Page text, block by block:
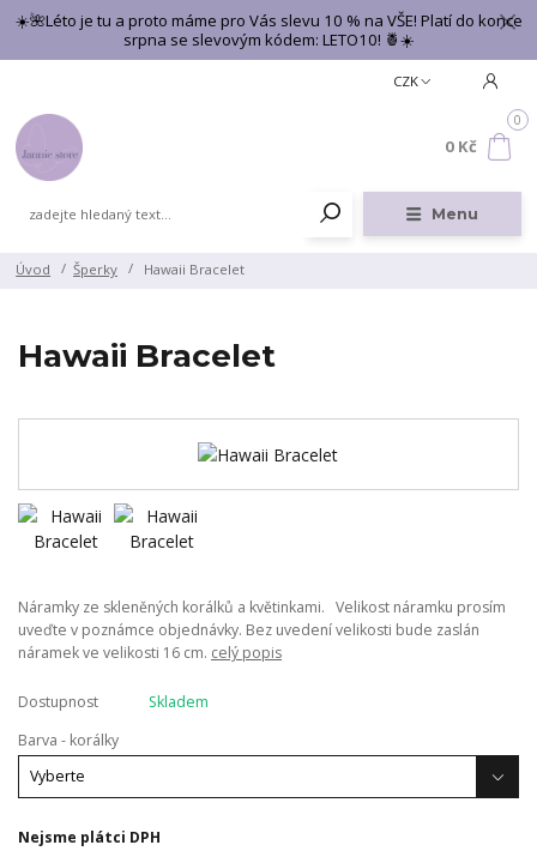
☀️🌺Léto je tu a proto máme pro Vás slevu 10 % na VŠE! Platí do konce
srpna se slevovým kódem: LETO10! 🍍☀️
Menu
CZK
0
0 Kč
Úvod Šperky Hawaii Bracelet
Hawaii Bracelet
Náramky ze skleněných korálků a květinkami. Velikost náramku prosím
uveďte v poznámce objednávky. Bez uvedení velikosti bude zaslán
náramek ve velikosti 16 cm. celý popis
Dostupnost
Skladem
Barva - korálky
Nejsme plátci DPH